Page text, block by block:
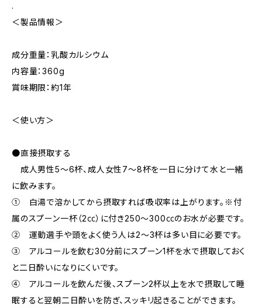
.
＜製品情報＞
成分重量：乳酸カルシウム
内容量：360g
賞味期限：約1年
＜使い方＞
●直接摂取する
成人男性5〜6杯、成人女性7〜8杯を一日に分けて水と一緒
に飲みます。
① 白湯で溶かしてから摂取すれば吸収率は上がります。※付
属のスプーン一杯（2㏄）に付き250〜300㏄のお水が必要です。
② 運動選手や頭をよく使う人は2〜3杯は多い目に必要です。
③ アルコールを飲む30分前にスプーン1杯を水で摂取しておく
と二日酔いになりにくいです。
④ アルコールを飲んだ後、スプーン2杯以上を水で摂取して睡
眠すると翌朝二日酔いを防ぎ、スッキリ起きることができます。